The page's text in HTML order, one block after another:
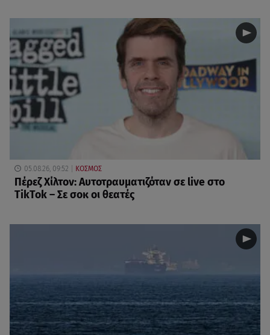
05.08.26, 09:52 ΚΟΣΜΟΣ
Πέρεζ Χίλτον: Αυτοτραυματιζόταν σε live στο
TikTok – Σε σοκ οι θεατές